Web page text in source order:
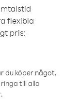
flexibla
pris:
du köper något,
till alla